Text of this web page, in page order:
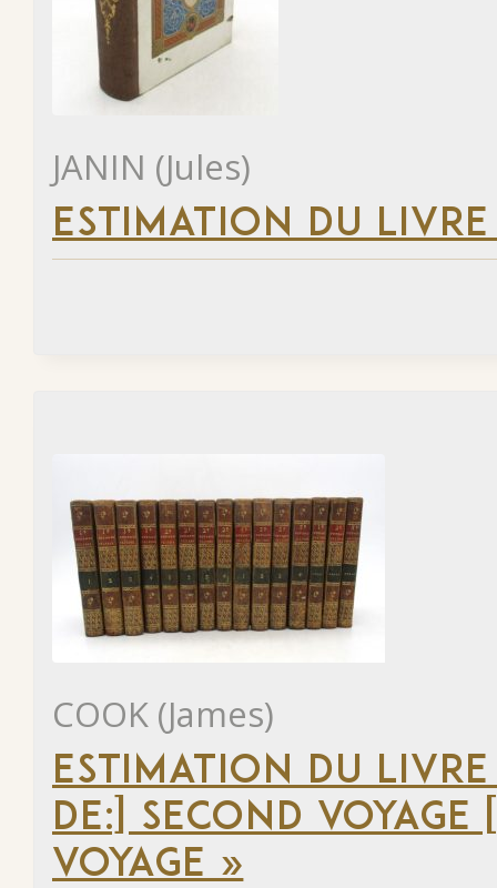
JANIN (Jules)
ESTIMATION DU
COOK (James)
ESTIMATION DU
DE:] SECOND
VOYAGE »